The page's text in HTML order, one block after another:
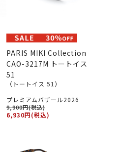
PARIS MIKI Collection
CAO-3217M トートイス
51
（トートイス 51）
プレミアムバザール2026
9,900円(税込)
6,930円(税込)